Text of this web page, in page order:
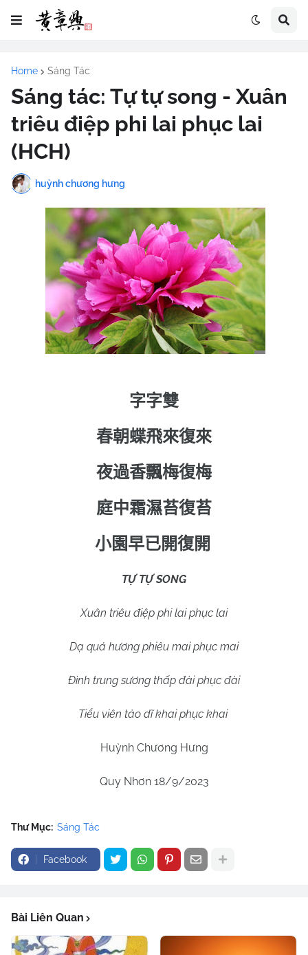
Home Sáng Tác
Sáng tác: Tự tự song - Xuân
triêu điệp phi lai phục lai
(HCH)
huỳnh chương hưng
字字雙
春朝蝶飛來復來
夜過香飄梅復梅
庭中霜濕苔復苔
小園早已開復開
TỰ TỰ SONG
Xuân triêu điệp phi lai phục lai
Dạ quá hương phiêu mai phục mai
Đình trung sương thấp đài phục đài
Tiểu viên tảo dĩ khai phục khai
Huỳnh Chương Hưng
Quy Nhơn 18/9/2023
Thư Mục: Sáng Tác
Facebook
Bài Liên Quan